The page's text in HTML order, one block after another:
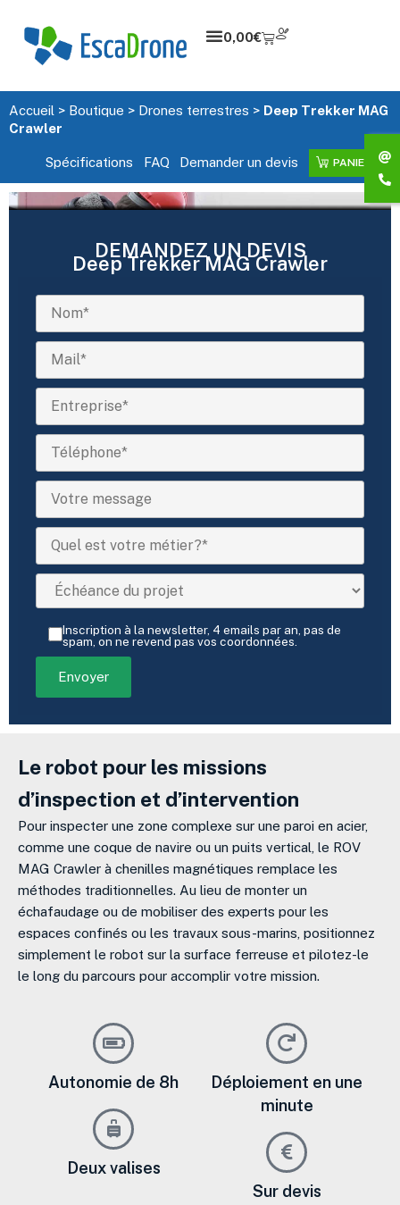
0,00€
Accueil > Boutique > Drones terrestres > Deep Trekker MAG
Crawler
Spécifications FAQ Demander un devis PANIER
DEMANDEZ UN DEVIS
Deep Trekker MAG Crawler
Inscription à la newsletter, 4 emails par an, pas de
spam, on ne revend pas vos coordonnées.
Le robot pour les missions
d’inspection et d’intervention
Pour inspecter une zone complexe sur une paroi en acier,
comme une coque de navire ou un puits vertical, le ROV
MAG Crawler à chenilles magnétiques remplace les
méthodes traditionnelles. Au lieu de monter un
échafaudage ou de mobiliser des experts pour les
espaces confinés ou les travaux sous-marins, positionnez
simplement le robot sur la surface ferreuse et pilotez-le
le long du parcours pour accomplir votre mission.
Autonomie de 8h
Deux valises
Déploiement en une
minute
Sur devis